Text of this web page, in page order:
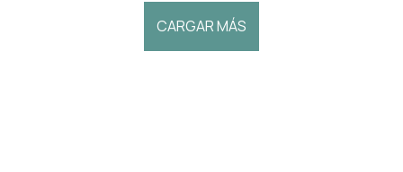
CARGAR MÁS